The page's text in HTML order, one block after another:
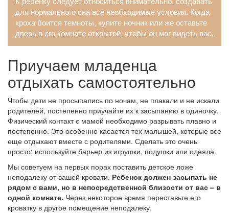
для нормального сна все необходимые условия. Когда
кроха боится темноты, купите ночник или же оставьте
дверь в его комнате открытой, чтобы он мог видеть вас.
Приучаем младенца
отдыхать самостоятельно
Чтобы дети не просыпались по ночам, не плакали и не искали
родителей, постепенно приучайте их к засыпанию в одиночку.
Физический контакт с мамой необходимо разрывать плавно и
постепенно. Это особенно касается тех малышей, которые все
еще отдыхают вместе с родителями. Сделать это очень
просто: используйте барьер из игрушки, подушки или одеяла.
Мы советуем на первых порах поставить детское ложе
неподалеку от вашей кровати. Ребенок должен засыпать не
рядом с вами, но в непосредственной близости от вас – в
одной комнате. Через некоторое время переставьте его
кроватку в другое помещение неподалеку.